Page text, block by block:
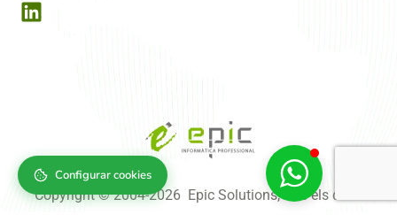
Copyright © 2004-2026 Epic Solutions, tots els drets
Configurar cookies